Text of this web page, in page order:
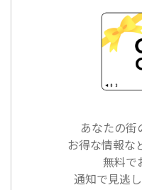
あなたの街
お得な情報な
無料で
通知で見逃